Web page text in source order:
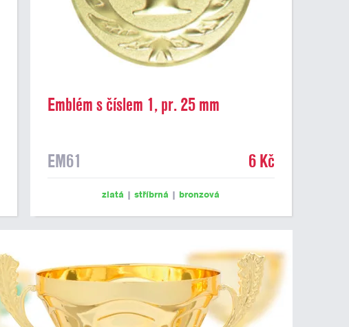
Emblém s číslem 1, pr. 25 mm
EM61 6 Kč
zlatá |stříbrná | bronzová